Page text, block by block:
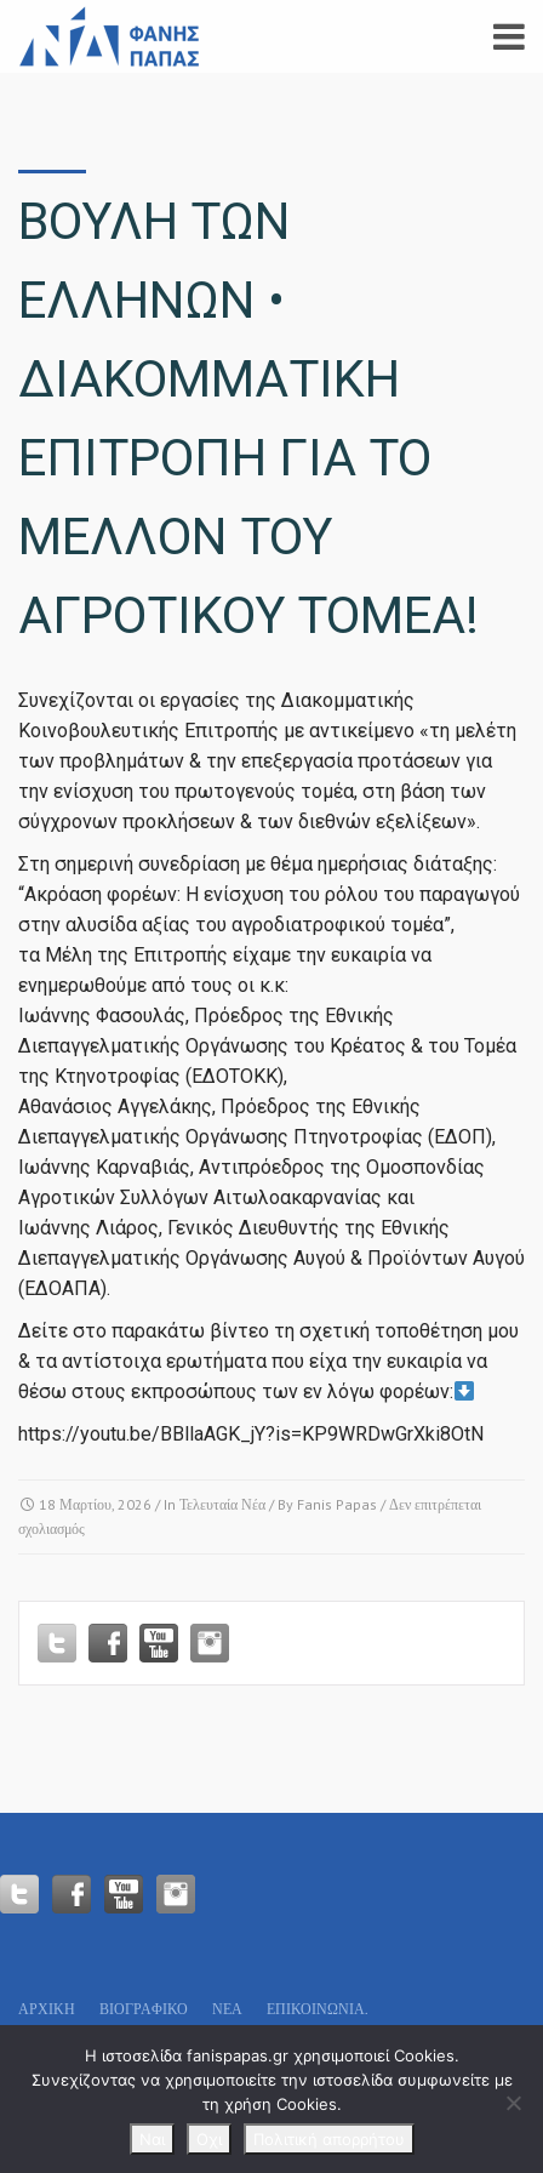
ΒΟΥΛΗ ΤΩΝ
ΕΛΛΗΝΩΝ •
ΔΙΑΚΟΜΜΑΤΙΚΗ
ΕΠΙΤΡΟΠΗ ΓΙΑ ΤΟ
ΜΕΛΛΟΝ ΤΟΥ
ΑΓΡΟΤΙΚΟΥ ΤΟΜΕΑ!
Συνεχίζονται οι εργασίες της Διακομματικής
Κοινοβουλευτικής Επιτροπής με αντικείμενο «τη μελέτη
των προβλημάτων & την επεξεργασία προτάσεων για
την ενίσχυση του πρωτογενούς τομέα, στη βάση των
σύγχρονων προκλήσεων & των διεθνών εξελίξεων».
Στη σημερινή συνεδρίαση με θέμα ημερήσιας διάταξης:
“Ακρόαση φορέων: Η ενίσχυση του ρόλου του παραγωγού
στην αλυσίδα αξίας του αγροδιατροφικού τομέα”,
τα Μέλη της Επιτροπής είχαμε την ευκαιρία να
ενημερωθούμε από τους οι κ.κ:
Ιωάννης Φασουλάς, Πρόεδρος της Εθνικής
Διεπαγγελματικής Οργάνωσης του Κρέατος & του Τομέα
της Κτηνοτροφίας (ΕΔΟΤΟΚΚ),
Αθανάσιος Αγγελάκης, Πρόεδρος της Εθνικής
Διεπαγγελματικής Οργάνωσης Πτηνοτροφίας (ΕΔΟΠ),
Ιωάννης Καρναβιάς, Αντιπρόεδρος της Ομοσπονδίας
Αγροτικών Συλλόγων Αιτωλοακαρνανίας και
Ιωάννης Λιάρος, Γενικός Διευθυντής της Εθνικής
Διεπαγγελματικής Οργάνωσης Αυγού & Προϊόντων Αυγού
(ΕΔΟΑΠΑ).
Δείτε στο παρακάτω βίντεο τη σχετική τοποθέτηση μου
& τα αντίστοιχα ερωτήματα που είχα την ευκαιρία να
θέσω στους εκπροσώπους των εν λόγω φορέων:
https://youtu.be/BBllaAGK_jY?is=KP9WRDwGrXki8OtN
18 Μαρτίου, 2026 / In Τελευταία Νέα / By Fanis Papas /Δεν επιτρέπεται
σχολιασμόςστο
ΕΛΛΗΝΩΝ
•
ΔΙΑΚΟΜΜΑΤΙΚΗ
ΤΟΜΕΑ!
ΑΡΧΙΚΗ ΒΙΟΓΡΑΦΙΚΌ ΝΕΑ ΕΠΙΚΟΙΝΩΝΊΑ.
Οδυσσέως 13
Τ.Κ. 546 29 – Θεσσαλονίκη
Email: info@fanispapas.gr
Η ιστοσελίδα fanispapas.gr χρησιμοποιεί Cookies.
Συνεχίζοντας να χρησιμοποιείτε την ιστοσελίδα συμφωνείτε με
τη χρήση Cookies.